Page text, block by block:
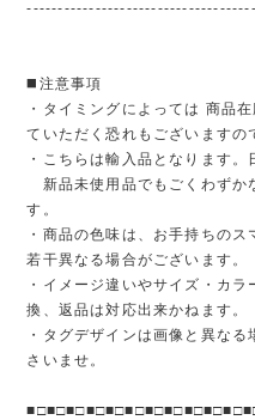
◼️注意事項
・タイミングによっては 商品
ていただく恐れもございますの
・こちらは輸入品となります。
新品未使用品でもごくわずか
す。
・商品の色味は、お手持ちの
若干異なる場合がございます。
・イメージ違いやサイズ・カ
換、返品は対応出来かねます。
・タグデザインは画像と異な
さいませ。